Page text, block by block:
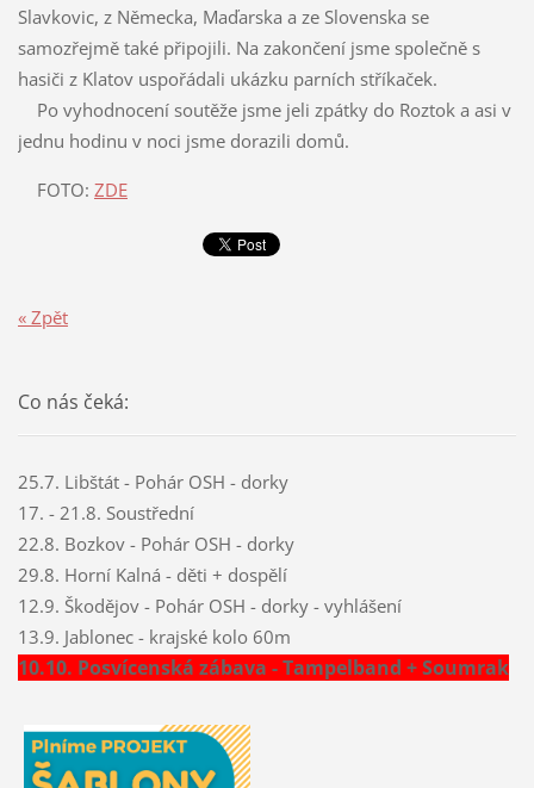
Slavkovic, z Německa, Maďarska a ze Slovenska se
samozřejmě také připojili. Na zakončení jsme společně s
hasiči z Klatov uspořádali ukázku parních stříkaček.
Po vyhodnocení soutěže jsme jeli zpátky do Roztok a asi v
jednu hodinu v noci jsme dorazili domů.
FOTO: ZDE
« Zpět
Co nás čeká:
25.7. Libštát - Pohár OSH - dorky
17. - 21.8. Soustřední
22.8. Bozkov - Pohár OSH - dorky
29.8. Horní Kalná - děti + dospělí
12.9. Škodějov - Pohár OSH - dorky - vyhlášení
13.9. Jablonec - krajské kolo 60m
10.10. Posvícenská zábava - Tampelband + Soumrak